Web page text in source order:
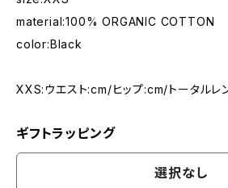
material:100% ORGANIC COTTON
color:Black
XXS:ウエスト:cm/ヒップ:cm/トータルレ
ギフトラッピング
選択なし